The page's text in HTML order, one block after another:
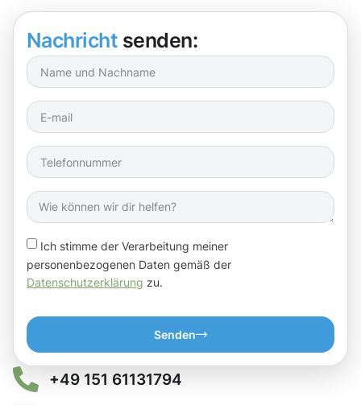
Nachricht senden:
Ich stimme der Verarbeitung meiner
personenbezogenen Daten gemäß der
Datenschutzerklärung zu.
Senden
+49 151 61131794